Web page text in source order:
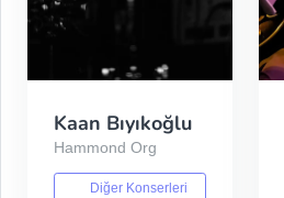
Kaan Bıyıkoğlu
Hammond Org
Diğer Konserleri